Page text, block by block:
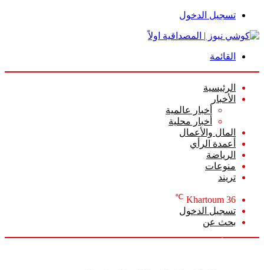
تسجيل الدخول
القائمة
الرئيسية
الأخبار
أخبار عالمية
أخبار محلية
المال والأعمال
أعمدة الرأي
الرياضة
منوعات
تريند
Khartoum 36
℃
تسجيل الدخول
بحث عن